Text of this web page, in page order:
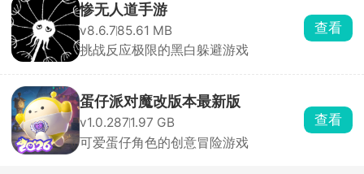
惨无人道手游
v8.6.785.61 MB
挑战反应极限的黑白躲避游戏
查看
蛋仔派对魔改版本最新版
v1.0.2871.97 GB
可爱蛋仔角色的创意冒险游戏
查看